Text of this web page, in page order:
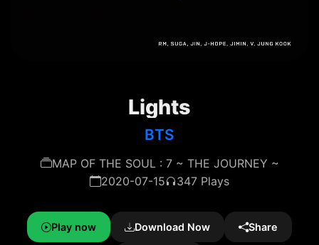
Lights
BTS
MAP OF THE SOUL : 7 ~ THE JOURNEY ~
2020-07-15
347 Plays
Play now Download Now Share